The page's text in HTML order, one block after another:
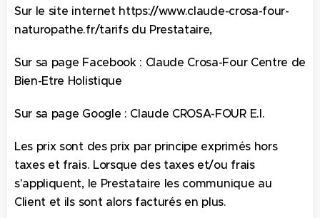
Sur le site internet https://www.claude-crosa-four-
naturopathe.fr/tarifs du Prestataire,
Sur sa page Facebook : Claude Crosa-Four Centre de
Bien-Etre Holistique
Sur sa page Google : Claude CROSA-FOUR E.I.
Les prix sont des prix par principe exprimés hors
taxes et frais. Lorsque des taxes et/ou frais
s'appliquent, le Prestataire les communique au
Client et ils sont alors facturés en plus.